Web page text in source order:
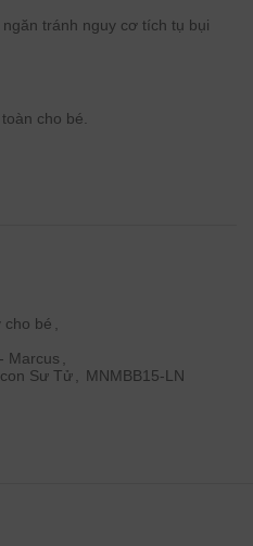
tránh nguy cơ tích tụ bụi
cho bé.
cho bé
Marcus
Sư Tử MNMBB15-LN